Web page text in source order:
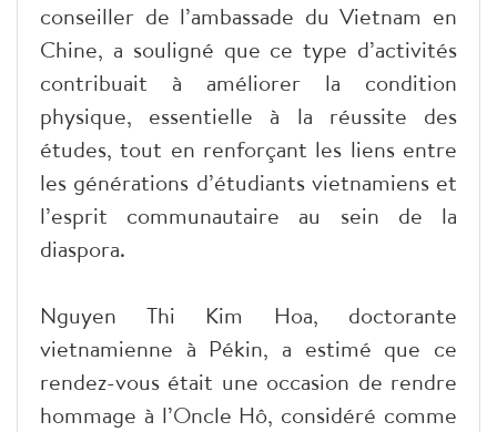
conseiller de l’ambassade du Vietnam en
Chine, a souligné que ce type d’activités
contribuait à améliorer la condition
physique, essentielle à la réussite des
études, tout en renforçant les liens entre
les générations d’étudiants vietnamiens et
l’esprit communautaire au sein de la
diaspora.
Nguyen Thi Kim Hoa, doctorante
vietnamienne à Pékin, a estimé que ce
rendez-vous était une occasion de rendre
hommage à l’Oncle Hô, considéré comme